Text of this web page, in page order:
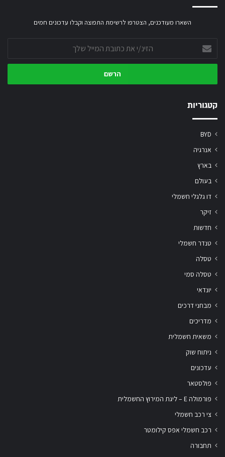
השארו מעודכנים, הצטרפו לרשימת התפוצה וקבלו עדכונים חמים
את
כתובת
שלך
קטגוריות
BYD
אנרגיה
בארץ
בעולם
דו גלגלי חשמלי
זיקר
חדשות
טנדר חשמלי
טסלה
טסלה סמי
יונדאי
מבחני דרכים
מדריכים
משאית חשמלית
ניתוח שוק
עדכונים
פולסטאר
פורמולה E – ליגת המירוץ החשמלית
צי רכב חשמלי
רכב חשמלי אפס קילומטר
תחבורה